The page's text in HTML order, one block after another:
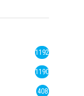
1192
1190
408